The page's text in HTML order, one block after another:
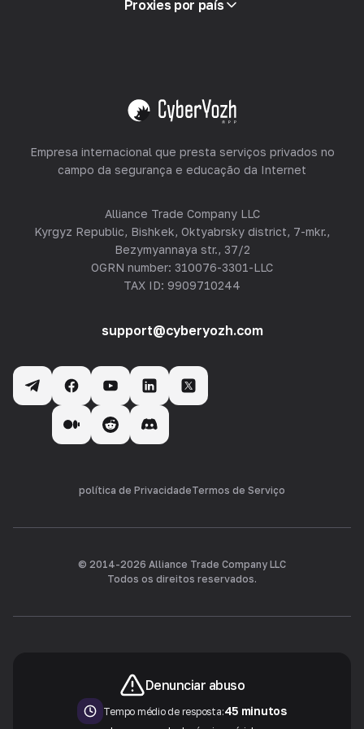
Revendendo
Proxies por país
Ver tudo
Empresa internacional que presta serviços privados no
campo da segurança e educação da Internet
Alliance Trade Company LLC
Kyrgyz Republic, Bishkek, Oktyabrsky district, 7-mkr.,
Bezymyannaya str., 37/2
OGRN number: 310076-3301-LLC
TAX ID: 9909710244
support@cyberyozh.com
política de PrivacidadeTermos de Serviço
© 2014-2026 Alliance Trade Company LLC
Todos os direitos reservados.
Denunciar abuso
Tempo médio de resposta:45 minutos